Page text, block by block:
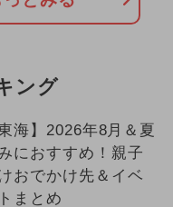
ング
東海】2026年8月＆夏
におすすめ！親子
おでかけ先＆イベ
まとめ